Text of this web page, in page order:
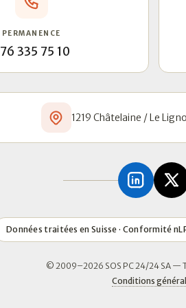
PERMANENCE
335 75 10
1219 Châtelaine / Le
Données traitées en Suisse · Conformité
© 2009–2026 SOS PC 24/24 SA —
Conditions